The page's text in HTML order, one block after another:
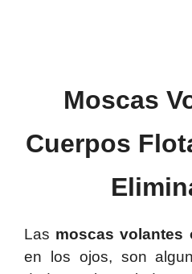
Moscas
Cuerpos
Las moscas volantes
en los ojos, son